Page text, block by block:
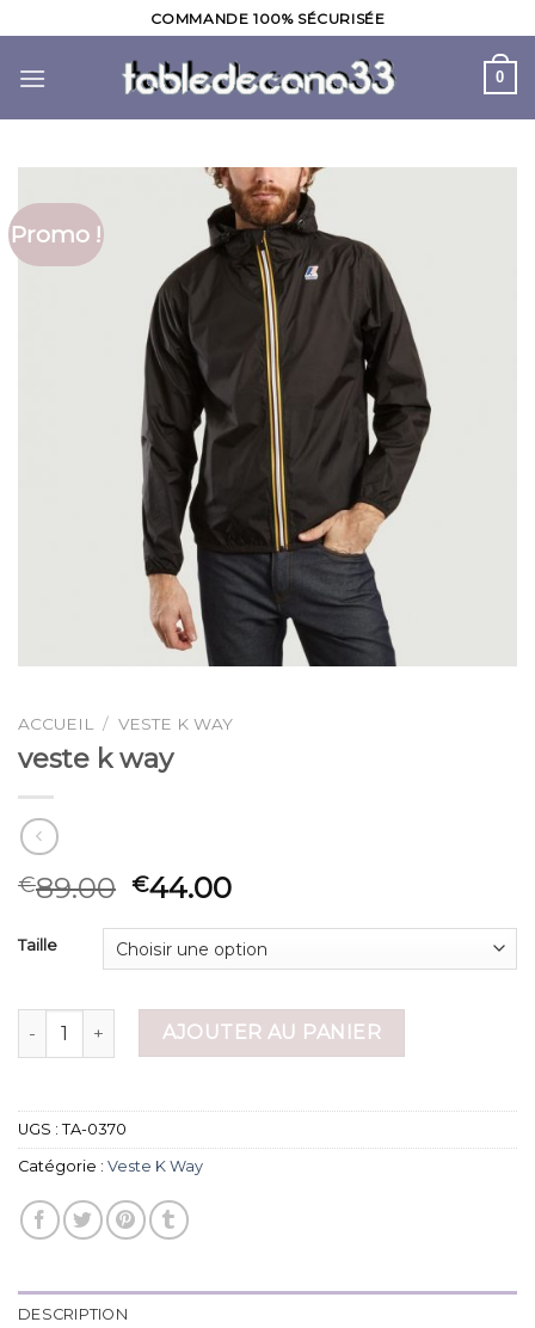
to
content
COMMANDE 100% SÉCURISÉE
0
Promo !
ACCUEIL / VESTE K WAY
veste k way
€89.00 €44.00
Taille
quantité de veste k wayAJOUTER AU PANIER
UGS : TA-0370
Catégorie : Veste K Way
DESCRIPTION